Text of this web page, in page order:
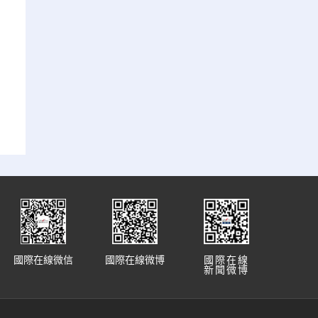
國際在線
新聞微博
國際在線微博
國際在線微信